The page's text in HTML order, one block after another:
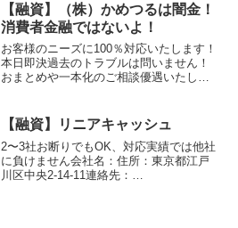
【融資】（株）かめつるは闇金！
消費者金融ではないよ！
お客様のニーズに100％対応いたします！
本日即決過去のトラブルは問いません！
おまとめや一本化のご相談優遇いたしま
突然送られてきたSMSメールでお金を貸
してもらえる消費者...
【融資】リニアキャッシュ
2〜3社お断りでもOK、対応実績では他社
に負けません会社名：住所：東京都江戸
川区中央2-14-11連絡先：